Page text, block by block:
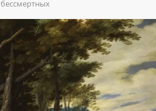
бессмертных